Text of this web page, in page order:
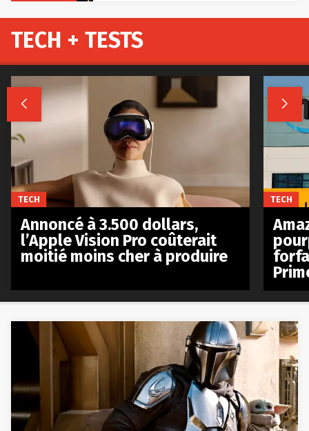
TECH + TESTS
 
TECH
Annoncé à 3.500 dollars,
l’Apple Vision Pro coûterait
moitié moins cher à produire
TECH